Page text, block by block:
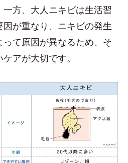
一方、大人ニキビは生活習
が重なり、ニキビの発生
て原因が異なるため、そ
アが大切です。